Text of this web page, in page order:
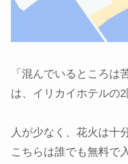
「混んでいるところは
は、イリカイホテルの2
人が少なく、花火は十
こちらは誰でも無料で